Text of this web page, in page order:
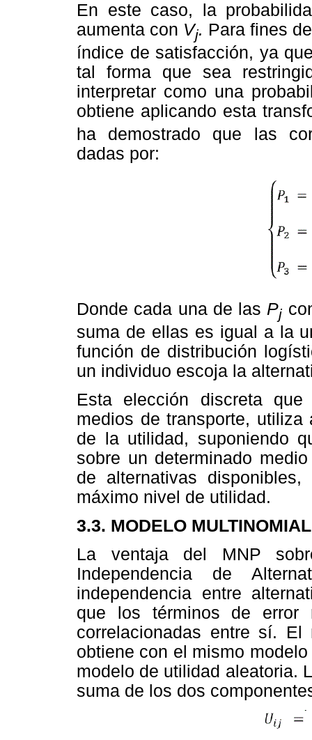
En este caso, la
aumenta con Vj. Para fines
índice de satisfacción, ya
tal forma que sea
interpretar como una
obtiene aplicando esta
ha demostrado que las
dadas por:
Donde cada una de las Pj
suma de ellas es igual a la
función de distribución
un individuo escoja la
Esta elección discreta
medios de transporte,
de la utilidad, suponiendo
sobre un determinado
de alternativas
máximo nivel de utilidad.
3.3. MODELO
La ventaja del MNP
Independencia de
independencia entre
que los términos de error
correlacionadas entre sí. El
obtiene con el mismo
modelo de utilidad aleatoria.
suma de los dos